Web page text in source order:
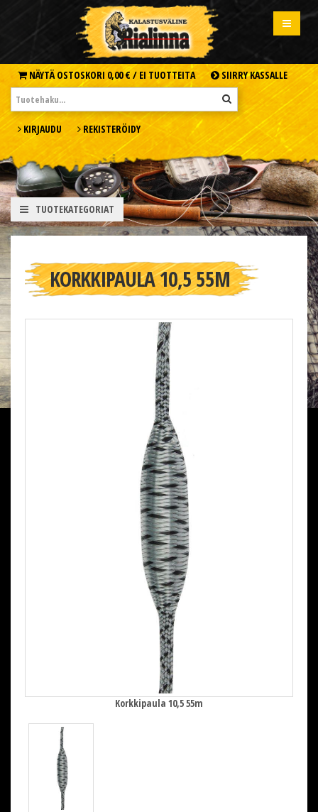
NÄYTÄ OSTOSKORI 0,00 € / EI TUOTTEITA SIIRRY KASSALLE
KIRJAUDU REKISTERÖIDY
TUOTEKATEGORIAT
KORKKIPAULA 10,5 55M
Korkkipaula 10,5 55m